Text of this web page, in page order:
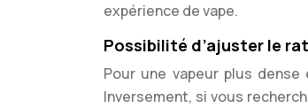
expérience de vape.
Possibilité d’ajuster le
Pour une vapeur plus
Inversement, si vous